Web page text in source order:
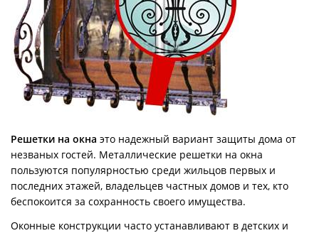
Решетки на окна это надежный вариант защиты дома от
незваных гостей. Металлические решетки на окна
пользуются популярностью среди жильцов первых и
последних этажей, владельцев частных домов и тех, кто
беспокоится за сохранность своего имущества.
Оконные конструкции часто устанавливают в детских и